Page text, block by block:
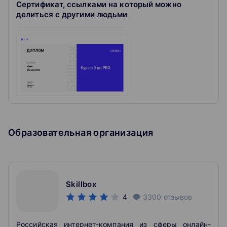
Сертификат, ссылками на который можно
делиться с другими людьми
Образовательная организация
Skillbox
4 3300 отзывов
Российская интернет-компания из сферы онлайн-